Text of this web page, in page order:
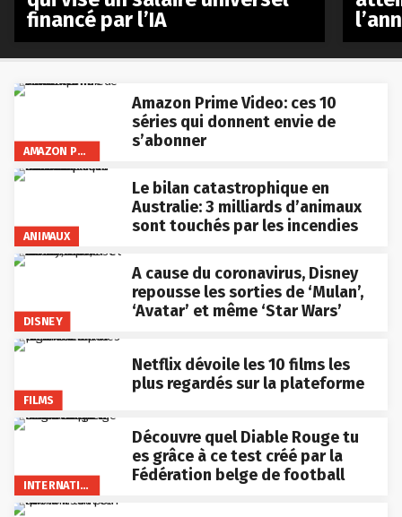
AMAZON PRIME VIDEO
Amazon Prime Video: ces 10
séries qui donnent envie de
s’abonner
ANIMAUX
Le bilan catastrophique en
Australie: 3 milliards d’animaux
sont touchés par les incendies
DISNEY
A cause du coronavirus, Disney
repousse les sorties de ‘Mulan’,
‘Avatar’ et même ‘Star Wars’
FILMS
Netflix dévoile les 10 films les
plus regardés sur la plateforme
INTERNATIONAL
Découvre quel Diable Rouge tu
es grâce à ce test créé par la
Fédération belge de football
financé par l’IA